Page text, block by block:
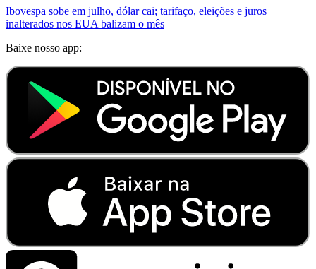
Ibovespa sobe em julho, dólar cai; tarifaço, eleições e juros
inalterados nos EUA balizam o mês
Baixe nosso app: